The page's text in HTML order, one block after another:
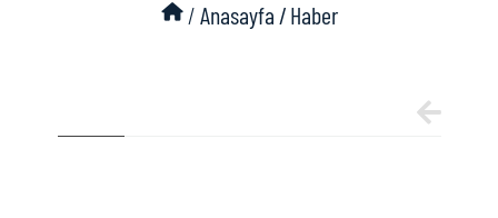
/Anasayfa /Haber